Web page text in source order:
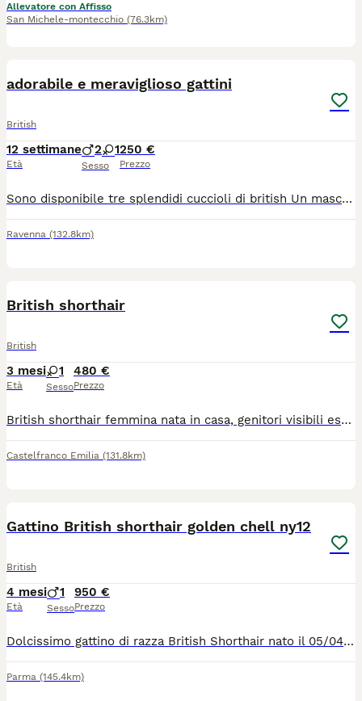
Allevatore con Affisso
San Michele-montecchio (76.3km)
adorabile e meraviglioso gattini
British
12 settimane
Età
2 1
Sesso
250 €
Prezzo
Sono disponibile tre splendidi cuccioli di british Un maschio : bianco Una femmina : bianca Caratteristiche ; razza british pura . Madre : British short hair grigia . Padre : British longhair Bianco . Età ; due mesi . Perfettamente sani e in ottima salute . Hanno completato lo svezzamento dopo essere stati allattati dalla madre . Mangiano regolarmente cibo per gattini . Abituati alla lettiera . Cresciuti in ambienti familiare e sono affettuosi ,socievoli e molto giocherelloni
Ravenna (132.8km)
British shorthair
British
3 mesi
Età
1
Sesso
480 €
Prezzo
British shorthair femmina nata in casa, genitori visibili esenti da malattie genetiche, disponibile primi di luglio. Mamma con pedigree No pedigree. 580 euro
Castelfranco Emilia (131.8km)
Gattino British shorthair golden chell ny12
British
4 mesi
Età
1
Sesso
950 €
Prezzo
Dolcissimo gattino di razza British Shorthair nato il 05/04/26 . Colore black golden cincilla ny12. È possibile venire a vedere .Per appuntamento contattatemi tramite WhatsApp . Genitori di pura razza mamma British Shorthair golden chell ny12, papà British Shorthair golden Chell ny 12 entrambi con Pedigree di alta genealogia linea oro . Al momento di consegna gattino avra: *controlli veterinario , *vaccinazione , *libretto sanitario personale, *test FIV, FELV, *completamente autonomo Per qualsiasi info, video appuntamento contattatemi tramite WhatsApp 3314328169
Parma (145.4km)